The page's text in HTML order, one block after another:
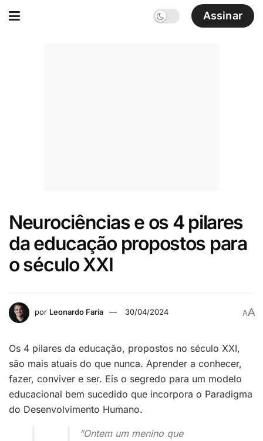
Assinar
Neurociências e os 4 pilares
da educação propostos para
o século XXI
por Leonardo Faria 30/04/2024 AA
Os 4 pilares da educação, propostos no século XXI,
são mais atuais do que nunca. Aprender a conhecer,
fazer, conviver e ser. Eis o segredo para um modelo
educacional bem sucedido que incorpora o Paradigma
do Desenvolvimento Humano.
“Ontem um menino que